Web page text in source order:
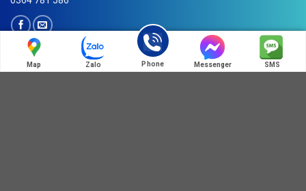
Map Zalo Phone Messenger SMS